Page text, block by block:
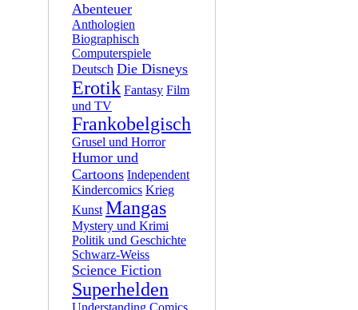
Abenteuer
Anthologien
Biographisch
Computerspiele
Deutsch Die Disneys
Erotik Fantasy Film
und TV
Frankobelgisch
Grusel und Horror
Humor und
Cartoons Independent
Kindercomics Krieg
Kunst Mangas
Mystery und Krimi
Politik und Geschichte
Schwarz-Weiss
Science Fiction
Superhelden
Understanding Comics